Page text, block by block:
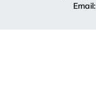
Email: